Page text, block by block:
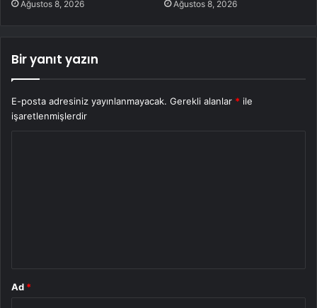
Ağustos 8, 2026 Ağustos 8, 2026
Bir yanıt yazın
E-posta adresiniz yayınlanmayacak. Gerekli alanlar * ile
işaretlenmişlerdir
Ad *